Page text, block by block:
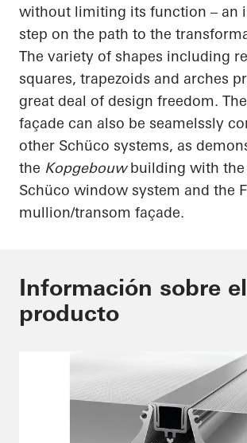
without limiting its function – an
step on the path to the
The variety of shapes including
squares, trapezoids and arches
great deal of design freedom.
façade can also be seamelssly
other Schüco systems, as
the Kopgebouw building with the
Schüco window system and the
mullion/transom façade.
Información sobre el
producto